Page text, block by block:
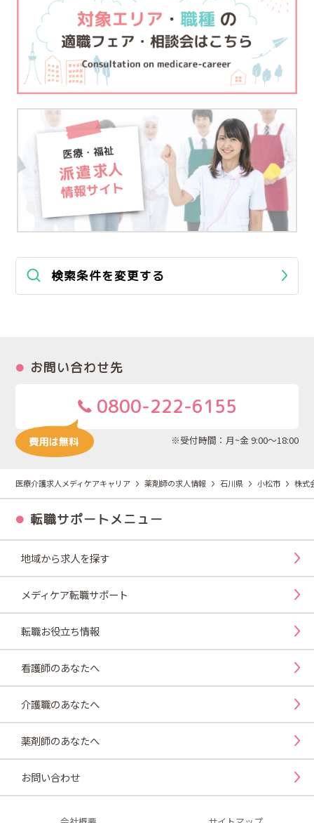
検索条件を変更する
お問い合わせ先
0800-222-6155
※受付時間：月~金 9:00～18:00
医療介護求人メディケアキャリア 薬剤師の求人情報 石川県 小松市 株式
転職サポートメニュー
地域から求人を探す
メディケア転職サポート
転職お役立ち情報
看護師のあなたへ
介護職のあなたへ
薬剤師のあなたへ
お問い合わせ